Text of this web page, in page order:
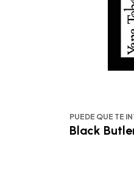
PUEDE QUE TE
Black